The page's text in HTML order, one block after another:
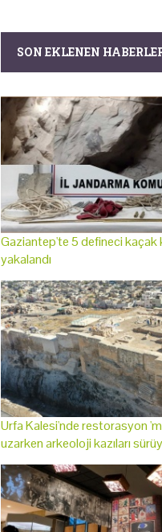
SON EKLENEN
Gaziantep'te 5 defineci kaçak
yakalandı
Urfa Kalesi'nde restorasyon
uzarken arkeoloji kazıları